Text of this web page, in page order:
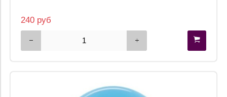
240 руб